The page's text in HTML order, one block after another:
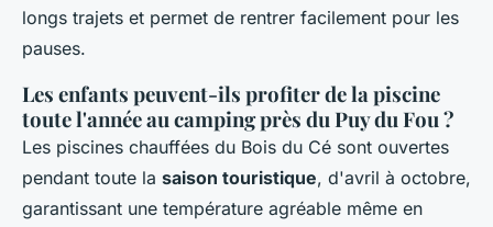
longs trajets et permet de rentrer facilement pour les
pauses.
Les enfants peuvent-ils profiter de la piscine
toute l'année au camping près du Puy du Fou ?
Les piscines chauffées du Bois du Cé sont ouvertes
pendant toute la saison touristique, d'avril à octobre,
garantissant une température agréable même en